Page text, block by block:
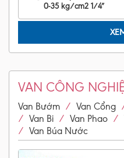
0-35 kg/cm2 1/4″
VAN CÔNG
Van Bướm / Van Cổng
/ Van Bi / Van Phao /
/ Van Búa Nước